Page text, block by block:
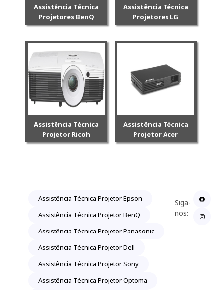
Assistência Técnica
Projetores BenQ
Assistência Técnica
Projetores LG
Assistência Técnica
Projetor Ricoh
Assistência Técnica
Projetor Acer
Assistência Técnica Projetor Epson
Assistência Técnica Projetor BenQ
Assistência Técnica Projetor Panasonic
Assistência Técnica Projetor Dell
Assistência Técnica Projetor Sony
Assistência Técnica Projetor Optoma
Siga-
nos: